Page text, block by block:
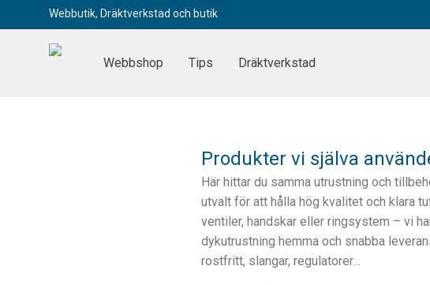
Webbutik, Dräktverkstad och butik
Webbshop Tips Dräktverkstad
Produkter vi själva
Här hittar du samma utrustning och
utvalt för att hålla hög kvalitet och klara
ventiler, handskar eller ringsystem – vi
dykutrustning hemma och snabba
rostfritt, slangar, regulatorer…